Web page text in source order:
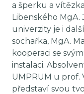
a šperku a
Libenského MgA.
univerzity je i
sochařka, MgA.
kooperaci se
instalaci.
UMPRUM u prof.
představí svou